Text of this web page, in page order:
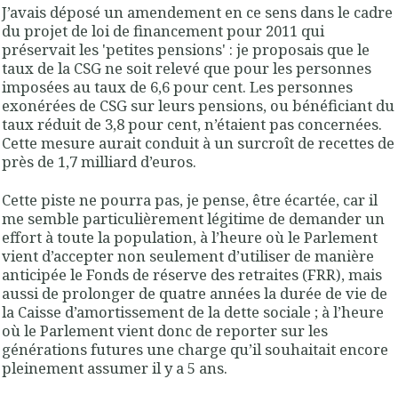
J’avais déposé un amendement en ce sens dans le cadre
du projet de loi de financement pour 2011 qui
préservait les 'petites pensions' : je proposais que le
taux de la CSG ne soit relevé que pour les personnes
imposées au taux de 6,6 pour cent. Les personnes
exonérées de CSG sur leurs pensions, ou bénéficiant du
taux réduit de 3,8 pour cent, n’étaient pas concernées.
Cette mesure aurait conduit à un surcroît de recettes de
près de 1,7 milliard d’euros.
Cette piste ne pourra pas, je pense, être écartée, car il
me semble particulièrement légitime de demander un
effort à toute la population, à l’heure où le Parlement
vient d’accepter non seulement d’utiliser de manière
anticipée le Fonds de réserve des retraites (FRR), mais
aussi de prolonger de quatre années la durée de vie de
la Caisse d’amortissement de la dette sociale ; à l’heure
où le Parlement vient donc de reporter sur les
générations futures une charge qu’il souhaitait encore
pleinement assumer il y a 5 ans.